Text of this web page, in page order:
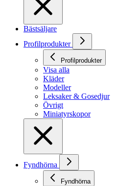
Bästsäljare
Profilprodukter
Profilprodukter
Visa alla
Kläder
Modeller
Leksaker & Gosedjur
Övrigt
Miniatyrskopor
Fyndhörna
Fyndhörna